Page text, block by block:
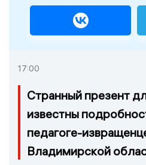
17:00
Странный презент
известны
педагоге-
Владимирской